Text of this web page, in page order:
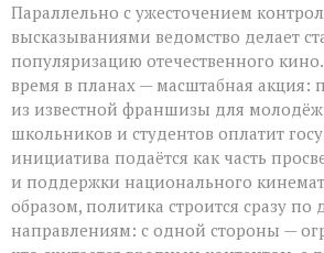
Параллельно с ужесточением
высказываниями ведомство делает
популяризацию отечественного
время в планах — масштабная акция:
из известной франшизы для
школьников и студентов оплатит
инициатива подаётся как часть
и поддержки национального
образом, политика строится сразу по
направлениям: с одной стороны —